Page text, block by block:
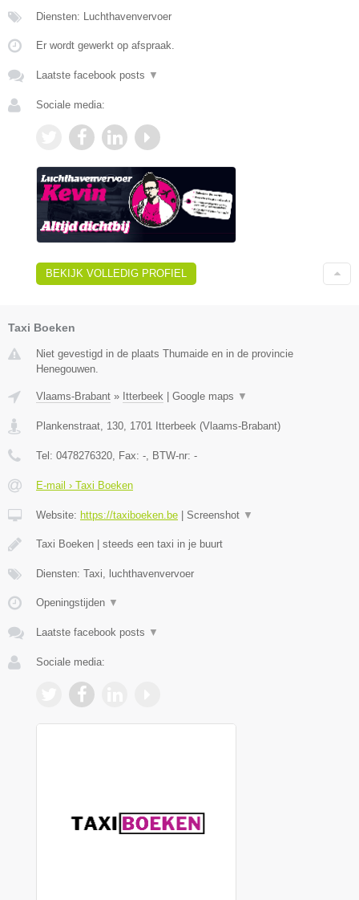
Diensten: Luchthavenvervoer
Er wordt gewerkt op afspraak.
Laatste facebook posts ▼
Sociale media:
BEKIJK VOLLEDIG PROFIEL
Taxi Boeken
Niet gevestigd in de plaats Thumaide en in de provincie
Henegouwen.
Vlaams-Brabant » Itterbeek Google maps ▼
Plankenstraat, 130, 1701 Itterbeek (Vlaams-Brabant)
Tel: 0478276320, Fax: -, BTW-nr: -
E-mail › Taxi Boeken
Website: https://taxiboeken.be Screenshot ▼
Taxi Boeken | steeds een taxi in je buurt
Diensten: Taxi, luchthavenvervoer
Openingstijden ▼
Laatste facebook posts ▼
Sociale media: